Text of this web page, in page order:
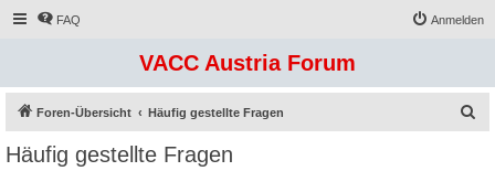
FAQ Anmelden
VACC Austria Forum
Foren-Übersicht Häufig gestellte Fragen
Häufig gestellte Fragen